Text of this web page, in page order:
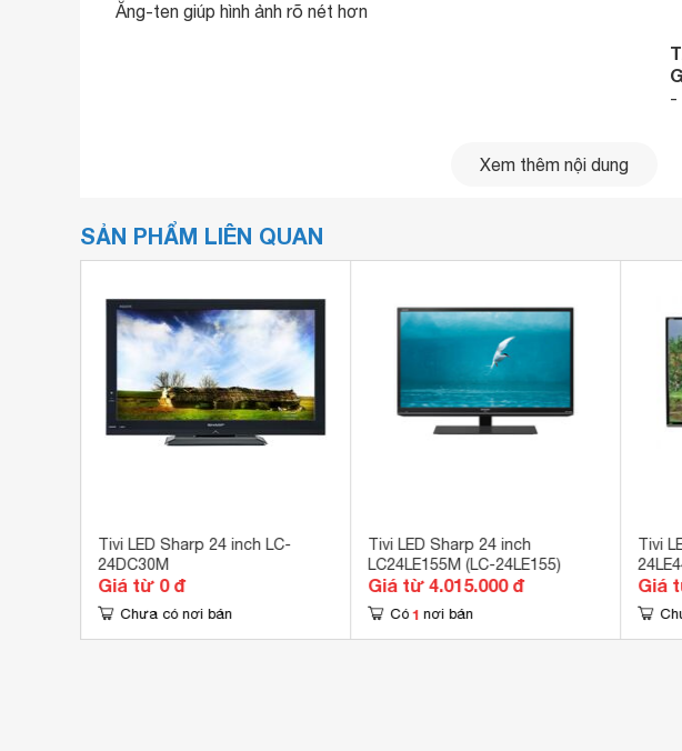
Ăng-ten giúp hình ảnh rõ nét hơn
-
THIẾT KẾ HIỆN ĐẠI PHÙ HỢP VỚI KHUYNH HƯỚNG NỘI THẤT
- Nhỏ gọn, phù hợp với các nhu cầu giải trí cá nhân
-
HỆ THỐNG ÂM THANH TRUNG THỰC
-Âm thanh vòm Surround
- Hệ thống Stereo NICAM/A2
tính năng sản phẩm
Xem thêm nội dung
SẢN PHẨM LIÊN QUAN
Tivi LED Sharp 24 inch LC-
24DC30M
Giá từ 0 đ
Chưa có nơi bán
Tivi LED Sharp 24 inch
LC24LE155M (LC-24LE155)
Giá từ 4.015.000 đ
Có 1 nơi bán
Tivi
Giá